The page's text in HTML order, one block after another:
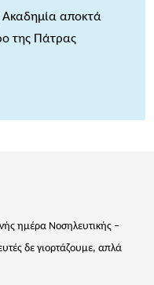
αποκτά
της Πάτρας
ημέρα Νοσηλευτικής –
δε γιορτάζουμε, απλά